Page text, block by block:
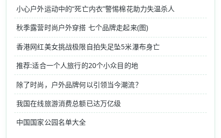
小心户外运动中的“死亡内衣”警惕棉花助力失温杀人
秋季露营时尚户外穿搭 七个品牌走起来(图)
香港网红美女挑战极限自拍失足坠5米瀑布身亡
推荐:适合一个人旅行的20个小众目的地
除了时尚，户外品牌何以引领当今潮流？
我国在线旅游消费总额已达万亿级
中国国家公园名单大全